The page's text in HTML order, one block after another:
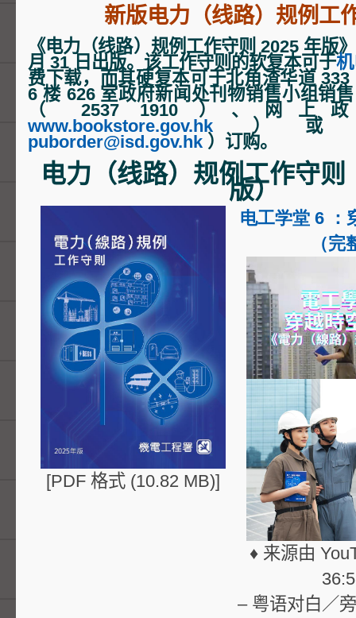
有潜在危险时，我们会与产品供应
事宜。
监察电力公司的运作，以确保本港的
可靠。我们并负责保存及整理认可为
所在合资格人士的登记名册，藉以保
透过举办连串宣传活动，包括电视、
传、张贴海报、举办讲座、研讨会
及寄发安全指引、单张、通讯、教
体互动游戏等，以推广电气安全及
规定。
代表中国香港参与亚太经济合作组织
Pacific Economic Cooperation )有关
备符合规格评估「相互认可安排」 (
Recognition Arrangement ) 。
支援核事故应变计划及就电磁场有
术意见。
新版实务守则
固定电力装置定期测试
刊物
登记名册
申请办法
法定／谘询团体
回收／禁止售卖的电气产品
电力资讯
注册电业工程人员持续进修计划
新版电力（线路）规例工
《电力（线路）规例工作守则 2025 年版
月 31 日出版。该工作守则的软复本可于
费下载，而其硬复本可于北角渣华道
6 楼 626 室政府新闻处刊物销售小组销
（ 2537 1910 ） 、
网上
www.bookstore.gov.hk ）
puborder@isd.gov.hk ） 订购。
电力（线路）规例工作守则
版）
[PDF 格式 (10.82 MB)]
电工学堂 6 ：
（完
♦ 来源由
– 粤语对白／